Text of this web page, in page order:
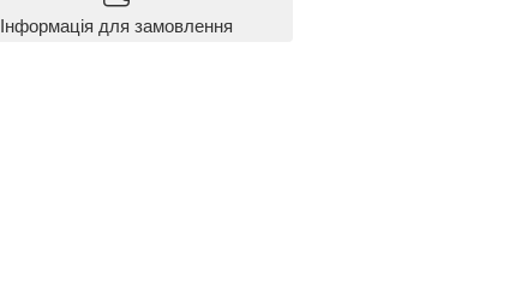
Інформація для замовлення